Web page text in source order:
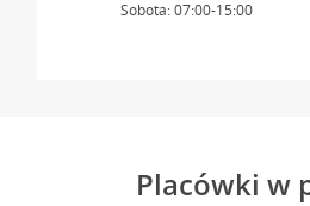
Sobota: 07:00-15:00
Placówki w